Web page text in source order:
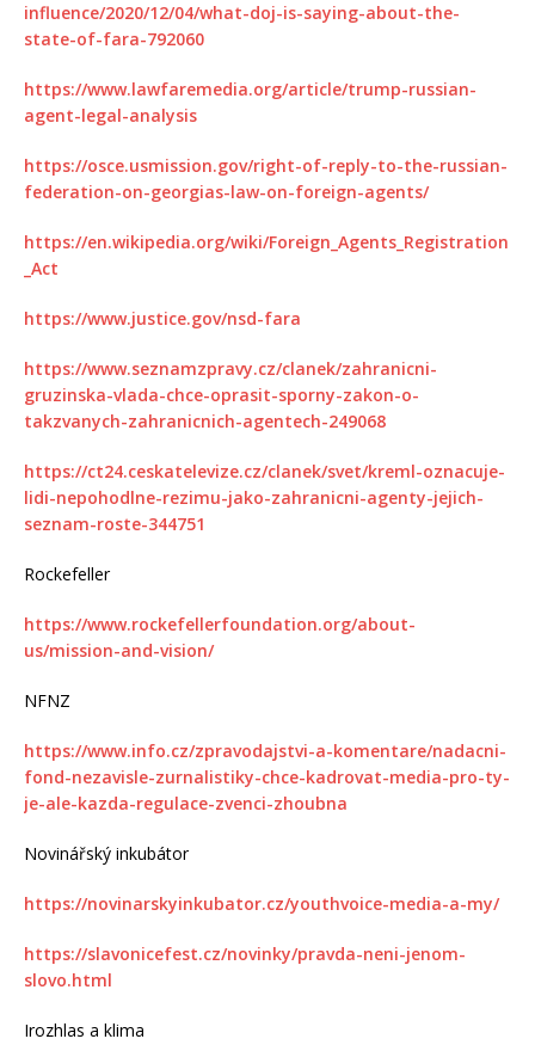
influence/2020/12/04/what-doj-is-saying-about-the-
state-of-fara-792060
https://www.lawfaremedia.org/article/trump-russian-
agent-legal-analysis
https://osce.usmission.gov/right-of-reply-to-the-russian-
federation-on-georgias-law-on-foreign-agents/
https://en.wikipedia.org/wiki/Foreign_Agents_Registration
_Act
https://www.justice.gov/nsd-fara
https://www.seznamzpravy.cz/clanek/zahranicni-
gruzinska-vlada-chce-oprasit-sporny-zakon-o-
takzvanych-zahranicnich-agentech-249068
https://ct24.ceskatelevize.cz/clanek/svet/kreml-oznacuje-
lidi-nepohodlne-rezimu-jako-zahranicni-agenty-jejich-
seznam-roste-344751
Rockefeller
https://www.rockefellerfoundation.org/about-
us/mission-and-vision/
NFNZ
https://www.info.cz/zpravodajstvi-a-komentare/nadacni-
fond-nezavisle-zurnalistiky-chce-kadrovat-media-pro-ty-
je-ale-kazda-regulace-zvenci-zhoubna
Novinářský inkubátor
https://novinarskyinkubator.cz/youthvoice-media-a-my/
https://slavonicefest.cz/novinky/pravda-neni-jenom-
slovo.html
Irozhlas a klima